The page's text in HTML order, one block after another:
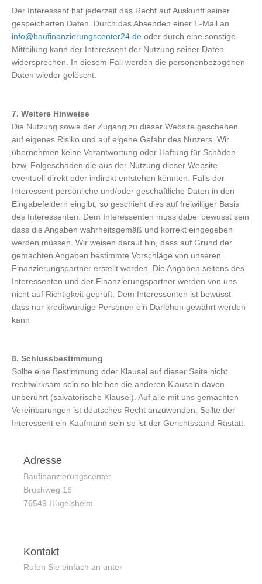
Der Interessent hat jederzeit das Recht auf Auskunft seiner
gespeicherten Daten. Durch das Absenden einer E-Mail an
info@baufinanzierungscenter24.de oder durch eine sonstige
Mitteilung kann der Interessent der Nutzung seiner Daten
widersprechen. In diesem Fall werden die personenbezogenen
Daten wieder gelöscht.
7. Weitere Hinweise
Die Nutzung sowie der Zugang zu dieser Website geschehen
auf eigenes Risiko und auf eigene Gefahr des Nutzers. Wir
übernehmen keine Verantwortung oder Haftung für Schäden
bzw. Folgeschäden die aus der Nutzung dieser Website
eventuell direkt oder indirekt entstehen könnten. Falls der
Interessent persönliche und/oder geschäftliche Daten in den
Eingabefeldern eingibt, so geschieht dies auf freiwilliger Basis
des Interessenten. Dem Interessenten muss dabei bewusst sein
dass die Angaben wahrheitsgemäß und korrekt eingegeben
werden müssen. Wir weisen darauf hin, dass auf Grund der
gemachten Angaben bestimmte Vorschläge von unseren
Finanzierungspartner erstellt werden. Die Angaben seitens des
Interessenten und der Finanzierungspartner werden von uns
nicht auf Richtigkeit geprüft. Dem Interessenten ist bewusst
dass nur kreditwürdige Personen ein Darlehen gewährt werden
kann
8. Schlussbestimmung
Sollte eine Bestimmung oder Klausel auf dieser Seite nicht
rechtwirksam sein so bleiben die anderen Klauseln davon
unberührt (salvatorische Klausel). Auf alle mit uns gemachten
Vereinbarungen ist deutsches Recht anzuwenden. Sollte der
Interessent ein Kaufmann sein so ist der Gerichtsstand Rastatt.
Adresse
Baufinanzierungscenter
Bruchweg 16
76549 Hügelsheim
Kontakt
Rufen Sie einfach an unter